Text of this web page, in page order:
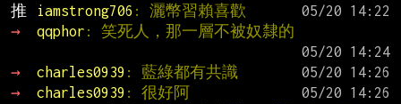
推
iamstrong706 : 灑幣習賴喜歡
→
qqphor : 笑死人，那一層不被奴隸的
→
charles0939 : 藍綠都有共識
→
charles0939 : 很好阿